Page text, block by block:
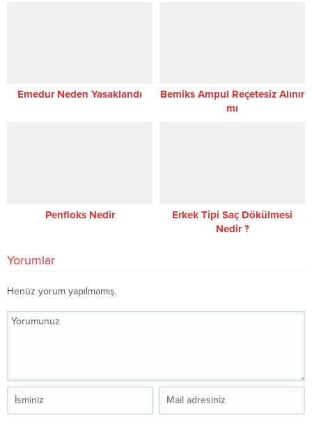
Emedur Neden Yasaklandı
Bemiks Ampul Reçetesiz Alınır
mı
Penfloks Nedir
Erkek Tipi Saç Dökülmesi
Nedir ?
Yorumlar
Henüz yorum yapılmamış.